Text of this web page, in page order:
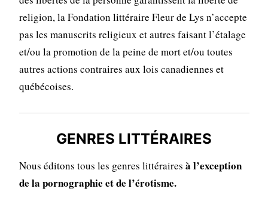
religion, la Fondation littéraire Fleur de Lys n’accepte
pas les manuscrits religieux et autres faisant l’étalage
et/ou la promotion de la peine de mort et/ou toutes
autres actions contraires aux lois canadiennes et
québécoises.
GENRES LITTÉRAIRES
Nous éditons tous les genres littéraires à l’exception
de la pornographie et de l’érotisme.